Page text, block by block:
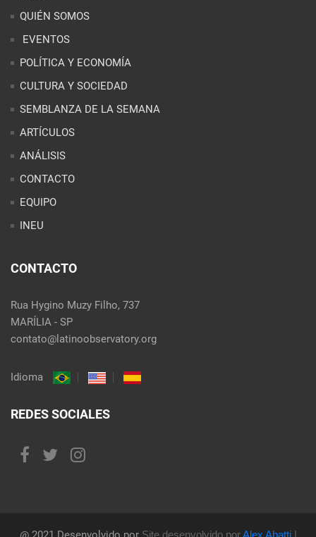
QUIÉN SOMOS
EVENTOS
POLÍTICA Y ECONOMÍA
CULTURA Y SOCIEDAD
SEMBLANZA DE LA SEMANA
ARTÍCULOS
ANÁLISIS
CONTACTO
EQUIPO
INEU
CONTACTO
Rua Hygino Muzy Filho, 737
MARÍLIA - SP
contato@latinoobservatory.org
Idioma
REDES SOCIALES
Site desenvolvido por Alex Abatti|